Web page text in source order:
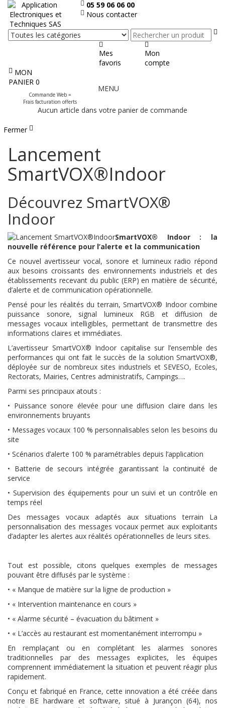
05 59 06 06 00
Nous contacter
Mes
favoris
Mon
compte
MON
PANIER 0
Commande Web =
Frais facturation offerts
le
MENU
Aucun article dans votre panier de commande
Fermer
Lancement
SmartVOX®Indoor
Découvrez SmartVOX®
Indoor
SmartVOX® Indoor : la
nouvelle référence pour l’alerte et la communication
Ce nouvel avertisseur vocal, sonore et lumineux radio répond
aux besoins croissants des environnements industriels et des
établissements recevant du public (ERP) en matière de sécurité,
d’alerte et de communication opérationnelle.
Pensé pour les réalités du terrain, SmartVOX® Indoor combine
puissance sonore, signal lumineux RGB et diffusion de
messages vocaux intelligibles, permettant de transmettre des
informations claires et immédiates.
L’avertisseur SmartVOX® Indoor capitalise sur l’ensemble des
performances qui ont fait le succès de la solution SmartVOX®,
déployée sur de nombreux sites industriels et SEVESO, Ecoles,
Rectorats, Mairies, Centres administratifs, Campings….
Parmi ses principaux atouts :
• Puissance sonore élevée pour une diffusion claire dans les
environnements bruyants
• Messages vocaux 100 % personnalisables selon les besoins du
site
• Scénarios d’alerte 100 % paramétrables depuis l’application
• Batterie de secours intégrée garantissant la continuité de
service
• Supervision des équipements pour un suivi et un contrôle en
temps réel
Des messages vocaux adaptés aux situations terrain La
personnalisation des messages vocaux permet aux exploitants
d’adapter les alertes aux réalités opérationnelles de leurs sites.
Tout est possible, citons quelques exemples de messages
pouvant être diffusés par le système :
• « Manque de matière sur la ligne de production »
• « Intervention maintenance en cours »
• « Alarme sécurité – évacuation du bâtiment »
• « L’accès au restaurant est momentanément interrompu »
En remplaçant ou en complétant les alarmes sonores
traditionnelles par des messages explicites, les équipes
comprennent immédiatement la situation et peuvent réagir plus
rapidement.
Conçu et fabriqué en France, cette innovation a été créée dans
notre BE hardware et software, situé à Jurançon (64), nos